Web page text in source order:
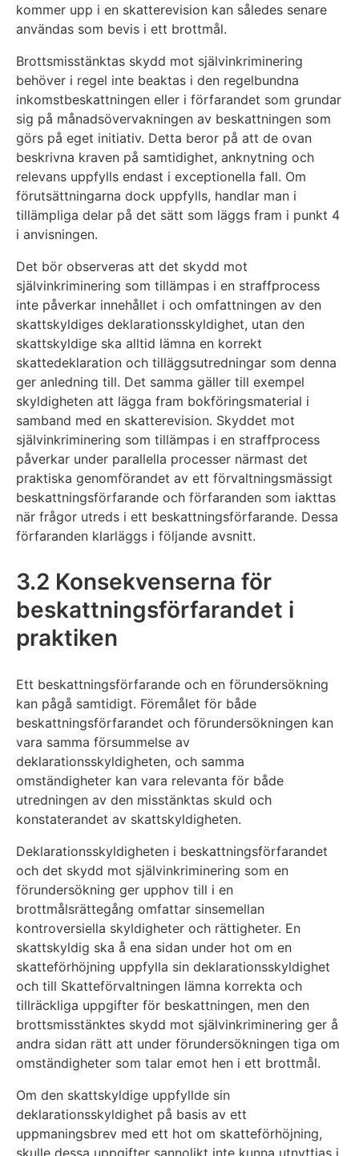
kommer upp i en skatterevision kan således senare
användas som bevis i ett brottmål.
Brottsmisstänktas skydd mot självinkriminering
behöver i regel inte beaktas i den regelbundna
inkomstbeskattningen eller i förfarandet som grundar
sig på månadsövervakningen av beskattningen som
görs på eget initiativ. Detta beror på att de ovan
beskrivna kraven på samtidighet, anknytning och
relevans uppfylls endast i exceptionella fall. Om
förutsättningarna dock uppfylls, handlar man i
tillämpliga delar på det sätt som läggs fram i punkt 4
i anvisningen.
Det bör observeras att det skydd mot
självinkriminering som tillämpas i en straffprocess
inte påverkar innehållet i och omfattningen av den
skattskyldiges deklarationsskyldighet, utan den
skattskyldige ska alltid lämna en korrekt
skattedeklaration och tilläggsutredningar som denna
ger anledning till. Det samma gäller till exempel
skyldigheten att lägga fram bokföringsmaterial i
samband med en skatterevision. Skyddet mot
självinkriminering som tillämpas i en straffprocess
påverkar under parallella processer närmast det
praktiska genomförandet av ett förvaltningsmässigt
beskattningsförfarande och förfaranden som iakttas
när frågor utreds i ett beskattningsförfarande. Dessa
förfaranden klarläggs i följande avsnitt.
3.2 Konsekvenserna för
beskattningsförfarandet i
praktiken
Ett beskattningsförfarande och en förundersökning
kan pågå samtidigt. Föremålet för både
beskattningsförfarandet och förundersökningen kan
vara samma försummelse av
deklarationsskyldigheten, och samma
omständigheter kan vara relevanta för både
utredningen av den misstänktas skuld och
konstaterandet av skattskyldigheten.
Deklarationsskyldigheten i beskattningsförfarandet
och det skydd mot självinkriminering som en
förundersökning ger upphov till i en
brottmålsrättegång omfattar sinsemellan
kontroversiella skyldigheter och rättigheter. En
skattskyldig ska å ena sidan under hot om en
skatteförhöjning uppfylla sin deklarationsskyldighet
och till Skatteförvaltningen lämna korrekta och
tillräckliga uppgifter för beskattningen, men den
brottsmisstänktes skydd mot självinkriminering ger å
andra sidan rätt att under förundersökningen tiga om
omständigheter som talar emot hen i ett brottmål.
Om den skattskyldige uppfyllde sin
deklarationsskyldighet på basis av ett
uppmaningsbrev med ett hot om skatteförhöjning,